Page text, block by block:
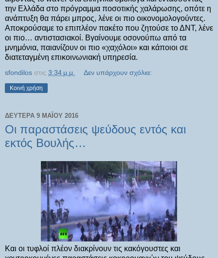
την Ελλάδα στο πρόγραμμα ποσοτικής χαλάρωσης, οπότε η
ανάπτυξη θα πάρει μπρος, λένε οι πιο οικονομολογούντες.
Αποκρούσαμε το επιπλέον πακέτο που ζητούσε το ΔΝΤ, λένε
οι πιο… αντιστασιακοί. Βγαίνουμε οσονούπω από τα
μνημόνια, παιανίζουν οι πιο «χαχόλοι» και κάποιοι σε
διατεταγμένη επικοινωνιακή υπηρεσία.
sfondilos στις 3:34 μ.μ. Δεν υπάρχουν σχόλια:
Κοινή χρήση
ΔΕΥΤΈΡΑ 9 ΜΑΪ́ΟΥ 2016
Οι παραστάσεις ψεύδους εντός και
εκτός Βουλής…
Και οι τυφλοί πλέον διακρίνουν τις κακόγουστες και